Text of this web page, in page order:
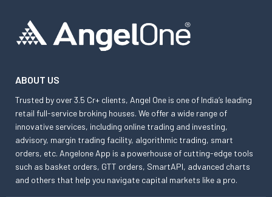
ABOUT US
Trusted by over 3.5 Cr+ clients, Angel One is one of India’s leading
retail full-service broking houses. We offer a wide range of
innovative services, including online trading and investing,
advisory, margin trading facility, algorithmic trading, smart
orders, etc. Angelone App is a powerhouse of cutting-edge tools
such as basket orders, GTT orders, SmartAPI, advanced charts
and others that help you navigate capital markets like a pro.